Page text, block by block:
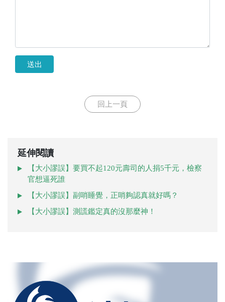
送出
回上一頁
延伸閱讀
【大小謬誤】要買不起120元壽司的人捐5千元，檢察
官想逼死誰
【大小謬誤】副哨睡覺，正哨夠認真就好嗎？
【大小謬誤】測謊鑑定真的沒那麼神！